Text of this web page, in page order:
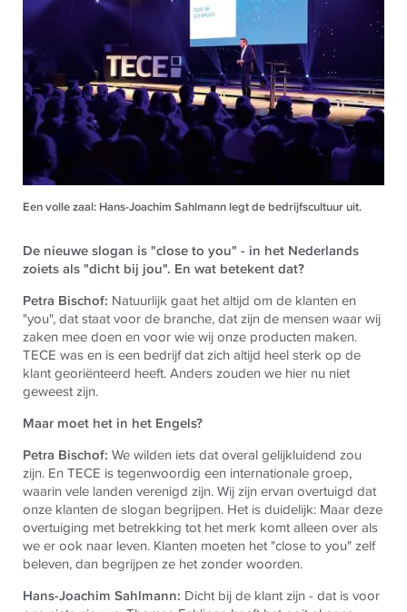
Een volle zaal: Hans-Joachim Sahlmann legt de bedrijfscultuur uit.
De nieuwe slogan is "close to you" - in het Nederlands
zoiets als "dicht bij jou". En wat betekent dat?
Petra Bischof: Natuurlijk gaat het altijd om de klanten en
"you", dat staat voor de branche, dat zijn de mensen waar wij
zaken mee doen en voor wie wij onze producten maken.
TECE was en is een bedrijf dat zich altijd heel sterk op de
klant georiënteerd heeft. Anders zouden we hier nu niet
geweest zijn.
Maar moet het in het Engels?
Petra Bischof: We wilden iets dat overal gelijkluidend zou
zijn. En TECE is tegenwoordig een internationale groep,
waarin vele landen verenigd zijn. Wij zijn ervan overtuigd dat
onze klanten de slogan begrijpen. Het is duidelijk: Maar deze
overtuiging met betrekking tot het merk komt alleen over als
we er ook naar leven. Klanten moeten het "close to you" zelf
beleven, dan begrijpen ze het zonder woorden.
Hans-Joachim Sahlmann: Dicht bij de klant zijn - dat is voor